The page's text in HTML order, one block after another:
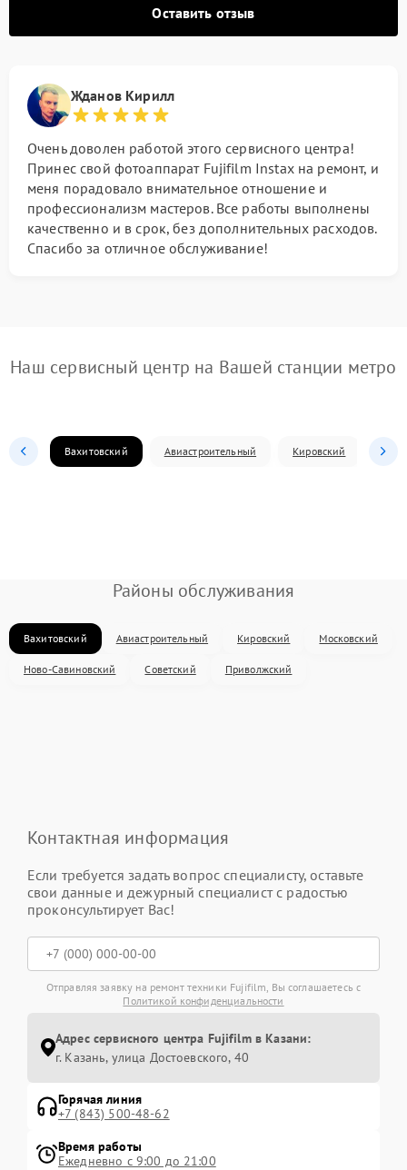
Оставить отзыв
Жданов Кирилл
Очень доволен работой этого сервисного центра!
Принес свой фотоаппарат Fujifilm Instax на ремонт, и
меня порадовало внимательное отношение и
профессионализм мастеров. Все работы выполнены
качественно и в срок, без дополнительных расходов.
Спасибо за отличное обслуживание!
Наш сервисный центр на Вашей станции метро
Вахитовский Авиастроительный Кировский
Районы обслуживания
Вахитовский Авиастроительный Кировский Московский
Ново-Савиновский Советский Приволжский
Контактная информация
Если требуется задать вопрос специалисту, оставьте
свои данные и дежурный специалист с радостью
проконсультирует Вас!
Отправляя заявку на ремонт техники Fujifilm, Вы соглашаетесь с
Политикой конфиденциальности
Адрес сервисного центра Fujifilm в Казани:
г. Казань, улица Достоевского, 40
Горячая линия
+7 (843) 500-48-62
Время работы
Ежедневно с 9:00 до 21:00